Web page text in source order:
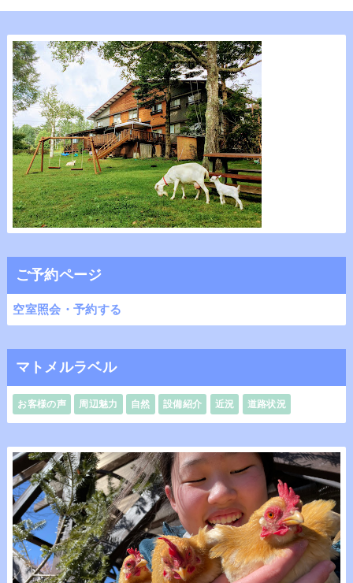
ご予約ページ
空室照会・予約する
マトメルラベル
お客様の声 周辺魅力 自然 設備紹介 近況 道路状況